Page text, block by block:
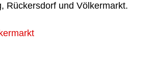
Rückersdorf und Völkermarkt.